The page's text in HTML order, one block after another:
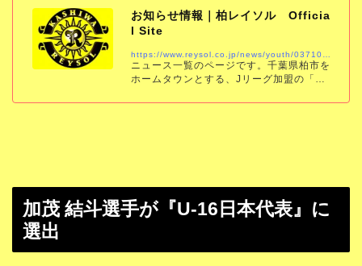
お知らせ情報｜柏レイソル Officia
l Site
ニュース一覧のページです。千葉県柏市を
ホームタウンとする、Jリーグ加盟の「柏
スケジュール、チケット、チーム情報をい
加茂 結斗選手が『U-16日本代表』に
選出